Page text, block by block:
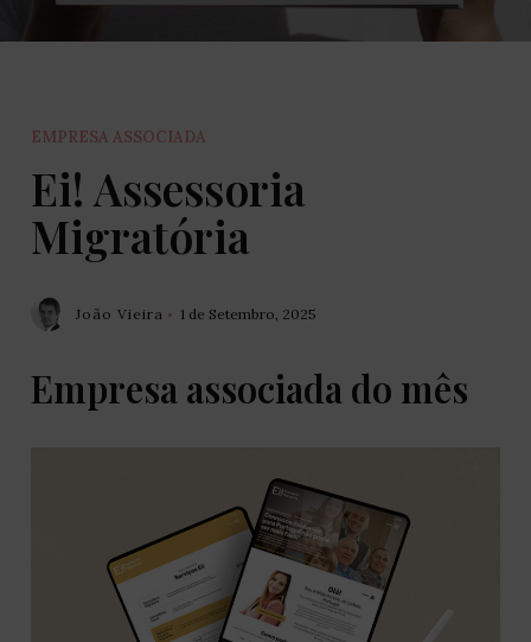
EMPRESA ASSOCIADA
Ei! Assessoria
Migratória
João Vieira 1 de Setembro, 2025
Empresa associada do mês